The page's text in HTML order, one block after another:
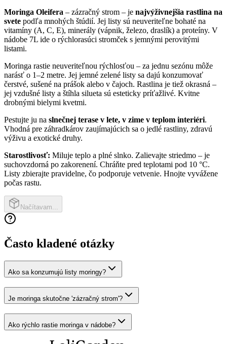
Moringa Oleifera – zázračný strom – je najvýživnejšia rastlina na
svete podľa mnohých štúdií. Jej listy sú neuveriteľne bohaté na
vitamíny (A, C, E), minerály (vápnik, železo, draslík) a proteíny. V
nádobe 7L ide o rýchlorasúci stromček s jemnými perovitými
listami.
Moringa rastie neuveriteľnou rýchlosťou – za jednu sezónu môže
narásť o 1–2 metre. Jej jemné zelené listy sa dajú konzumovať
čerstvé, sušené na prášok alebo v čajoch. Rastlina je tiež okrasná –
jej vzdušné listy a štíhla silueta sú esteticky príťažlivé. Kvitne
drobnými bielymi kvetmi.
Pestujte ju na slnečnej terase v lete, v zime v teplom interiéri.
Vhodná pre záhradkárov zaujímajúcich sa o jedlé rastliny, zdravú
výživu a exotické druhy.
Starostlivosť: Miluje teplo a plné slnko. Zalievajte striedmo – je
suchovzdorná po zakorenení. Chráňte pred teplotami pod 10 °C.
Listy zbierajte pravidelne, čo podporuje vetvenie. Hnojte vyvážene
počas rastu.
Načítavam...
Často kladené otázky
Ako sa konzumujú listy moringy?
Je moringa skutočne 'zázračný strom'?
Ako rýchlo rastie moringa v nádobe?